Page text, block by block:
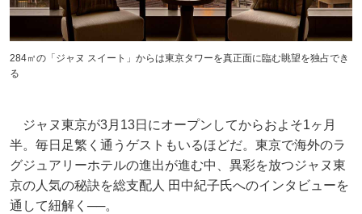
284㎡の「ジャヌ スイート」からは東京タワーを真正面に臨む眺望を独占でき
る
ジャヌ東京が3月13日にオープンしてからおよそ1ヶ月
半。毎日足繁く通うゲストもいるほどだ。東京で海外のラ
グジュアリーホテルの進出が進む中、異彩を放つジャヌ東
京の人気の秘訣を総支配人 田中紀子氏へのインタビューを
通して紐解く──。